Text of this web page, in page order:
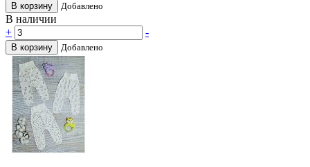
В корзину Добавлено
В наличии
+
-
В корзину Добавлено